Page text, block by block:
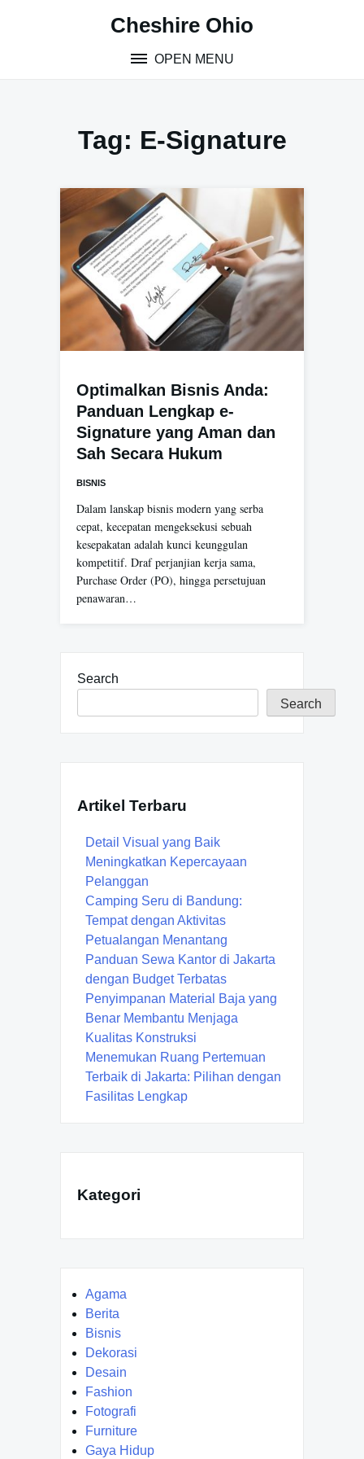
Cheshire Ohio
OPEN MENU
Tag: E-Signature
Optimalkan Bisnis Anda:
Panduan Lengkap e-
Signature yang Aman dan
Sah Secara Hukum
BISNIS
Dalam lanskap bisnis modern yang serba
cepat, kecepatan mengeksekusi sebuah
kesepakatan adalah kunci keunggulan
kompetitif. Draf perjanjian kerja sama,
Purchase Order (PO), hingga persetujuan
penawaran…
Search
Search
Artikel Terbaru
Detail Visual yang Baik
Meningkatkan Kepercayaan
Pelanggan
Camping Seru di Bandung:
Tempat dengan Aktivitas
Petualangan Menantang
Panduan Sewa Kantor di Jakarta
dengan Budget Terbatas
Penyimpanan Material Baja yang
Benar Membantu Menjaga
Kualitas Konstruksi
Menemukan Ruang Pertemuan
Terbaik di Jakarta: Pilihan dengan
Fasilitas Lengkap
Kategori
Agama
Berita
Bisnis
Dekorasi
Desain
Fashion
Fotografi
Furniture
Gaya Hidup